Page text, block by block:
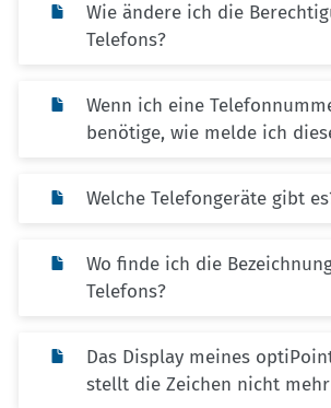
Wie ändere ich die
Telefons?
Wenn ich eine
benötige, wie melde ich
Welche Telefongeräte gibt
Wo finde ich die
Telefons?
Das Display meines
stellt die Zeichen nicht